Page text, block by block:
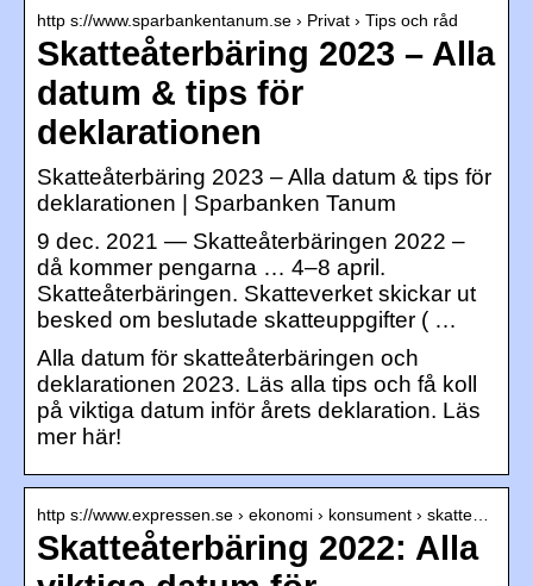
http s://www.sparbankentanum.se › Privat › Tips och råd
Skatteåterbäring 2023 – Alla
datum & tips för
deklarationen
Skatteåterbäring 2023 – Alla datum & tips för
deklarationen | Sparbanken Tanum
9 dec. 2021 — Skatteåterbäringen 2022 –
då kommer pengarna … 4–8 april.
Skatteåterbäringen. Skatteverket skickar ut
besked om beslutade skatteuppgifter ( …
Alla datum för skatteåterbäringen och
deklarationen 2023. Läs alla tips och få koll
på viktiga datum inför årets deklaration. Läs
mer här!
http s://www.expressen.se › ekonomi › konsument › skatte…
Skatteåterbäring 2022: Alla